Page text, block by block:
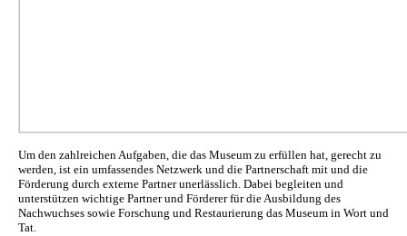
Um den zahlreichen Aufgaben, die das Museum zu erfüllen hat, gerecht zu
werden, ist ein umfassendes Netzwerk und die Partnerschaft mit und die
Förderung durch externe Partner unerlässlich. Dabei begleiten und
unterstützen wichtige Partner und Förderer für die Ausbildung des
Nachwuchses sowie Forschung und Restaurierung das Museum in Wort und
Tat.